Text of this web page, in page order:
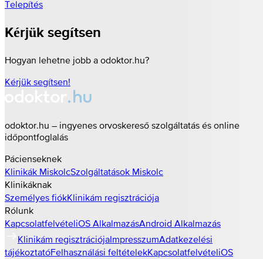
Telepítés
Kérjük segítsen
Hogyan lehetne jobb a odoktor.hu?
Kérjük segítsen!
odoktor.hu – ingyenes orvoskereső szolgáltatás és online
időpontfoglalás
Pácienseknek
Klinikák MiskolcSzolgáltatások Miskolc
Klinikáknak
Személyes fiókKlinikám regisztrációja
Rólunk
KapcsolatfelvételiOS AlkalmazásAndroid Alkalmazás
Klinikám regisztrációjaImpresszumAdatkezelési
tájékoztatóFelhasználási feltételekKapcsolatfelvételiOS